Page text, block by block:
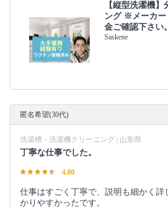
【縦型洗濯機
ング ※メーカー
金ご確認下さい。
Saskene
匿名希望(30代)
洗濯槽・洗濯機クリーニング | 山形県
丁寧な仕事でした。
4.80
仕事はすごく丁寧で、説明も細かく詳
かりやすかったです。